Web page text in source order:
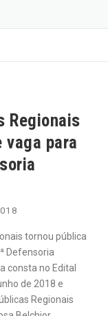
Regionais
para
tornou pública
Defensoria
consta no Edital
de 2018 e
Regionais